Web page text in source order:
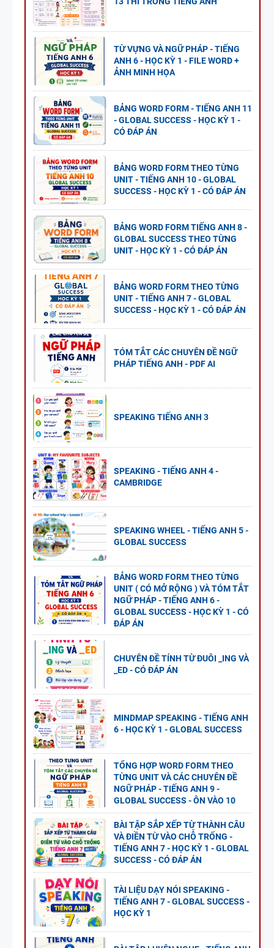
TỪ VỰNG VÀ NGỮ PHÁP - TIẾNG
ANH 6 - HỌC KỲ 1 - FILE WORD +
ẢNH MINH HỌA
BẢNG WORD FORM - TIẾNG ANH 11
- GLOBAL SUCCESS - HỌC KỲ 1 -
CÓ ĐÁP ÁN
BẢNG WORD FORM THEO TỪNG
UNIT - TIẾNG ANH 10 - GLOBAL
SUCCESS - HỌC KỲ 1 - CÓ ĐÁP ÁN
BẢNG WORD FORM TIẾNG ANH 8 -
GLOBAL SUCCESS THEO TỪNG
UNIT - HỌC KỲ 1 - CÓ ĐÁP ÁN
BẢNG WORD FORM THEO TỪNG
UNIT - TIẾNG ANH 7 - GLOBAL
SUCCESS - HỌC KỲ 1 - CÓ ĐÁP ÁN
TÓM TẮT CÁC CHUYÊN ĐỀ NGỮ
PHÁP TIẾNG ANH - PDF AI
SPEAKING TIẾNG ANH 3
SPEAKING - TIẾNG ANH 4 -
CAMBRIDGE
SPEAKING WHEEL - TIẾNG ANH 5 -
GLOBAL SUCCESS
BẢNG WORD FORM THEO TỪNG
UNIT ( CÓ MỞ RỘNG ) VÀ TÓM TẮT
NGỮ PHÁP - TIẾNG ANH 6 -
GLOBAL SUCCESS - HỌC KỲ 1 - CÓ
ĐÁP ÁN
CHUYÊN ĐỀ TÍNH TỪ ĐUÔI _ING VÀ
_ED - CÓ ĐÁP ÁN
MINDMAP SPEAKING - TIẾNG ANH
6 - HỌC KỲ 1 - GLOBAL SUCCESS
TỔNG HỢP WORD FORM THEO
TỪNG UNIT VÀ CÁC CHUYÊN ĐỀ
NGỮ PHÁP - TIẾNG ANH 9 -
GLOBAL SUCCESS - ÔN VÀO 10
BÀI TẬP SẮP XẾP TỪ THÀNH CÂU
VÀ ĐIỀN TỪ VÀO CHỖ TRỐNG -
TIẾNG ANH 7 - HỌC KỲ 1 - GLOBAL
SUCCESS - CÓ ĐÁP ÁN
TÀI LIỆU DẠY NÓI SPEAKING -
TIẾNG ANH 7 - GLOBAL SUCCESS -
HỌC KỲ 1